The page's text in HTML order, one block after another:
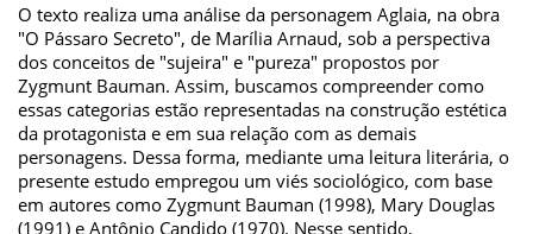
O texto realiza uma análise da personagem Aglaia, na obra
"O Pássaro Secreto", de Marília Arnaud, sob a perspectiva
dos conceitos de "sujeira" e "pureza" propostos por
Zygmunt Bauman. Assim, buscamos compreender como
essas categorias estão representadas na construção estética
da protagonista e em sua relação com as demais
personagens. Dessa forma, mediante uma leitura literária, o
presente estudo empregou um viés sociológico, com base
em autores como Zygmunt Bauman (1998), Mary Douglas
(1991) e Antônio Candido (1970). Nesse sentido,